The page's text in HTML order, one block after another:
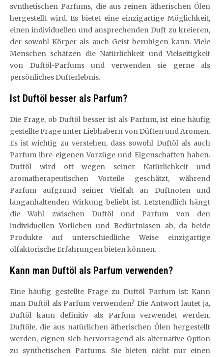
synthetischen Parfums, die aus reinen ätherischen Ölen
hergestellt wird. Es bietet eine einzigartige Möglichkeit,
einen individuellen und ansprechenden Duft zu kreieren,
der sowohl Körper als auch Geist beruhigen kann. Viele
Menschen schätzen die Natürlichkeit und Vielseitigkeit
von Duftöl-Parfums und verwenden sie gerne als
persönliches Dufterlebnis.
Ist Duftöl besser als Parfum?
Die Frage, ob Duftöl besser ist als Parfum, ist eine häufig
gestellte Frage unter Liebhabern von Düften und Aromen.
Es ist wichtig zu verstehen, dass sowohl Duftöl als auch
Parfum ihre eigenen Vorzüge und Eigenschaften haben.
Duftöl wird oft wegen seiner Natürlichkeit und
aromatherapeutischen Vorteile geschätzt, während
Parfum aufgrund seiner Vielfalt an Duftnoten und
langanhaltenden Wirkung beliebt ist. Letztendlich hängt
die Wahl zwischen Duftöl und Parfum von den
individuellen Vorlieben und Bedürfnissen ab, da beide
Produkte auf unterschiedliche Weise einzigartige
olfaktorische Erfahrungen bieten können.
Kann man Duftöl als Parfum verwenden?
Eine häufig gestellte Frage zu Duftöl Parfum ist: Kann
man Duftöl als Parfum verwenden? Die Antwort lautet ja,
Duftöl kann definitiv als Parfum verwendet werden.
Duftöle, die aus natürlichen ätherischen Ölen hergestellt
werden, eignen sich hervorragend als alternative Option
zu synthetischen Parfums. Sie bieten nicht nur einen